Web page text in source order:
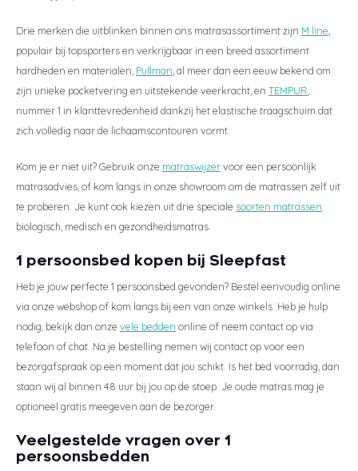
Drie merken die uitblinken binnen ons matrasassortiment zijn M line
populair bij topsporters en verkrijgbaar in een breed assortiment
hardheden en materialen, Pullman , al meer dan een eeuw bekend om
zijn unieke pocketvering en uitstekende veerkracht, en TEMPUR
nummer 1 in klanttevredenheid dankzij het elastische traagschuim dat
zich volledig naar de lichaamscontouren vormt.
Kom je er niet uit? Gebruik onze matraswijzervoor een persoonlijk
matrasadvies, of kom langs in onze showroom om de matrassen zelf uit
te proberen. Je kunt ook kiezen uit drie speciale soorten matrassen:
biologisch, medisch en gezondheidsmatras.
1 persoonsbed kopen bij Sleepfast
Heb je jouw perfecte 1 persoonsbed gevonden? Bestel eenvoudig online
via onze webshop of kom langs bij een van onze winkels. Heb je hulp
nodig, bekijk dan onze vele bedden online of neem contact op via
telefoon of chat. Na je bestelling nemen wij contact op voor een
bezorgafspraak op een moment dat jou schikt. Is het bed voorradig, dan
staan wij al binnen 48 uur bij jou op de stoep. Je oude matras mag je
optioneel gratis meegeven aan de bezorger.
Veelgestelde vragen over 1
persoonsbedden